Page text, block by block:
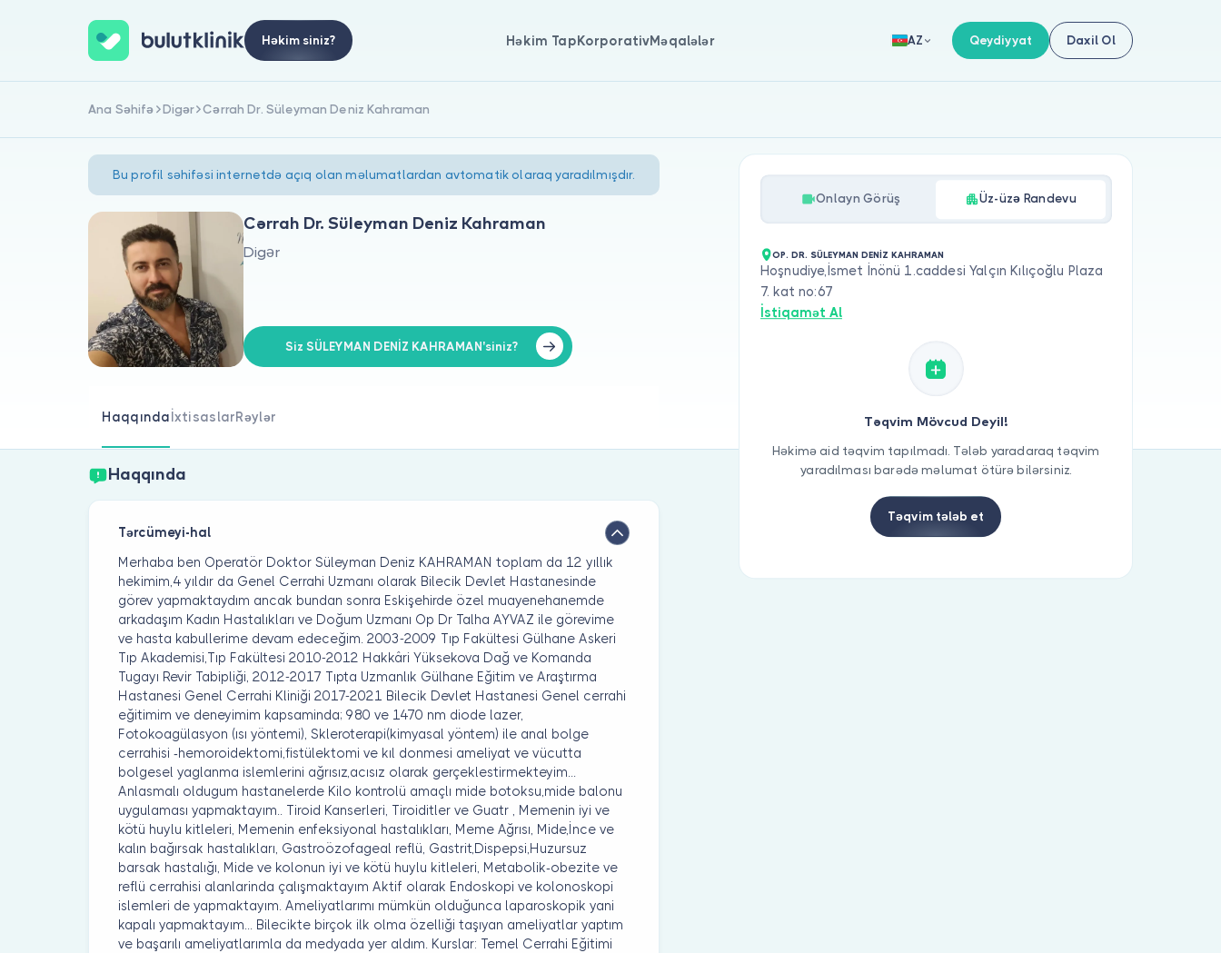
Həkim siniz? Həkim TapKorporativMəqalələr AZ Qeydiyyat Daxil Ol
Ana Səhifə Digər Cərrah Dr. Süleyman Deniz Kahraman
Bu profil səhifəsi internetdə açıq olan məlumatlardan avtomatik olaraq yaradılmışdır.
Cərrah Dr. Süleyman Deniz Kahraman
Digər
Siz SÜLEYMAN DENİZ KAHRAMAN'siniz?
Haqqında İxtisaslarRəylər
Haqqında
Tərcümeyi-hal
Merhaba ben Operatör Doktor Süleyman Deniz KAHRAMAN toplam da 12 yıllık
hekimim,4 yıldır da Genel Cerrahi Uzmanı olarak Bilecik Devlet Hastanesinde
görev yapmaktaydım ancak bundan sonra Eskişehirde özel muayenehanemde
arkadaşım Kadın Hastalıkları ve Doğum Uzmanı Op Dr Talha AYVAZ ile görevime
ve hasta kabullerime devam edeceğim. 2003-2009 Tıp Fakültesi Gülhane Askeri
Tıp Akademisi,Tıp Fakültesi 2010-2012 Hakkâri Yüksekova Dağ ve Komanda
Tugayı Revir Tabipliği, 2012-2017 Tıpta Uzmanlık Gülhane Eğitim ve Araştırma
Hastanesi Genel Cerrahi Kliniği 2017-2021 Bilecik Devlet Hastanesi Genel cerrahi
eğitimim ve deneyimim kapsaminda; 980 ve 1470 nm diode lazer,
Fotokoagülasyon (ısı yöntemi), Skleroterapi(kimyasal yöntem) ile anal bolge
cerrahisi -hemoroidektomi,fistülektomi ve kıl donmesi ameliyat ve vücutta
bolgesel yaglanma islemlerini ağrısız,acısız olarak gerçeklestirmekteyim...
Anlasmalı oldugum hastanelerde Kilo kontrolü amaçlı mide botoksu,mide balonu
uygulaması yapmaktayım.. Tiroid Kanserleri, Tiroiditler ve Guatr , Memenin iyi ve
kötü huylu kitleleri, Memenin enfeksiyonal hastalıkları, Meme Ağrısı, Mide,İnce ve
kalın bağırsak hastalıkları, Gastroözofageal reflü, Gastrit,Dispepsi,Huzursuz
barsak hastalığı, Mide ve kolonun iyi ve kötü huylu kitleleri, Metabolik-obezite ve
reflü cerrahisi alanlarinda çalışmaktayım Aktif olarak Endoskopi ve kolonoskopi
islemleri de yapmaktayım. Ameliyatlarımı mümkün olduğunca laparoskopik yani
kapalı yapmaktayım... Bilecikte birçok ilk olma özelliği taşıyan ameliyatlar yaptım
ve başarılı ameliyatlarımla da medyada yer aldım. Kurslar: Temel Cerrahi Eğitimi
Onlayn Görüş Üz-üzə Randevu
OP. DR. SÜLEYMAN DENİZ KAHRAMAN
Hoşnudiye,İsmet İnönü 1.caddesi Yalçın Kılıçoğlu Plaza
7. kat no:67
İstiqamət Al
Təqvim Mövcud Deyil!
Həkimə aid təqvim tapılmadı. Tələb yaradaraq təqvim
yaradılması barədə məlumat ötürə bilərsiniz.
Təqvim tələb et